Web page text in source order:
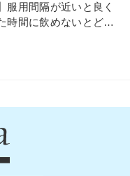
服用間隔が近いと良く
時間に飲めないとどう